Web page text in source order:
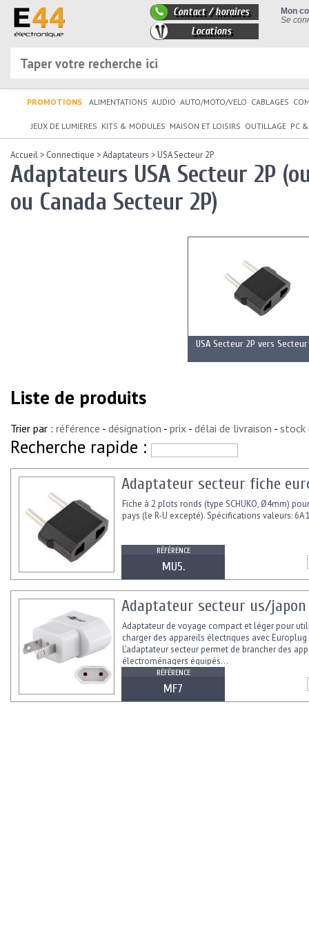
Mon
Se
Contact / horaires
Locations
PROMOTIONS ALIMENTATIONS AUDIO AUTO/MOTO/VELO CABLAGES
JEUX DE LUMIERES KITS & MODULES MAISON ET LOISIRS OUTILLAGE PC
Accueil > Connectique >Adaptateurs >USA Secteur 2P
Adaptateurs USA Secteur 2P
ou Canada Secteur 2P)
USA Secteur 2P vers Secteur
Liste de produits
Trier par : référence - désignation - prix - délai de livraison - stock
Recherche rapide :
Adaptateur secteur fiche
Fiche à 2 plots ronds (type SCHUKO, Ø4mm)
pays (le R-U excepté). Spécifications valeurs: 6A
RÉFÉRENCE
MU5.
Adaptateur secteur us/
Adaptateur de voyage compact et léger pour
charger des appareils électriques avec
L'adaptateur secteur permet de brancher des
électroménagers équipés...
RÉFÉRENCE
MF7